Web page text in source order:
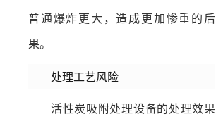
普通爆炸更大，造成更加惨重的后
果。
处理工艺风险
活性炭吸附处理设备的处理效果